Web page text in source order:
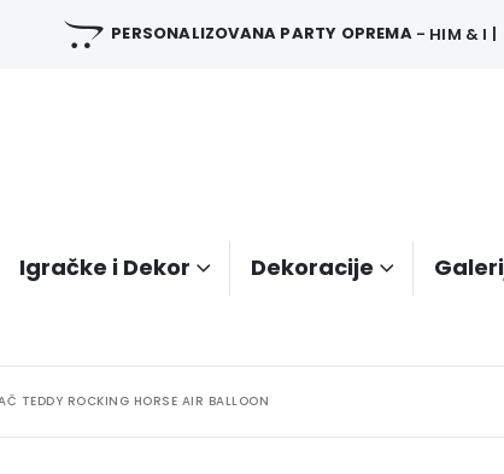
PERSONALIZOVANA PARTY OPREMA - HIM & I |
Igračke i Dekor Dekoracije
TEDDY ROCKING HORSE AIR BALLOON